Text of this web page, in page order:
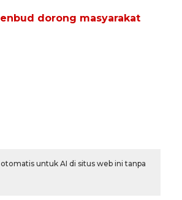
dorong masyarakat
untuk AI di situs web ini tanpa